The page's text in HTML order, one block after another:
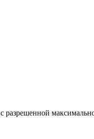
с разрешенной